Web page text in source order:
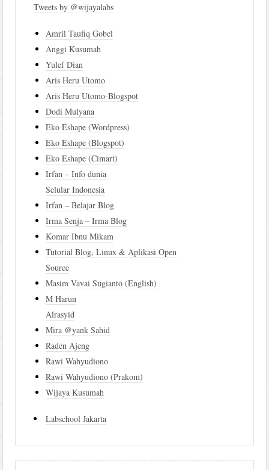
Tweets by @wijayalabs
Amril Taufiq Gobel
Anggi Kusumah
Yulef Dian
Aris Heru Utomo
Aris Heru Utomo-Blogspot
Dodi Mulyana
Eko Eshape (Wordpress)
Eko Eshape (Blogspot)
Eko Eshape (Cimart)
Irfan – Info dunia
Selular Indonesia
Irfan – Belajar Blog
Irma Senja – Irma Blog
Komar Ibnu Mikam
Tutorial Blog, Linux & Aplikasi Open
Source
Masim Vavai Sugianto (English)
M Harun
Alrasyid
Mira @yank Sahid
Raden Ajeng
Rawi Wahyudiono
Rawi Wahyudiono (Prakom)
Wijaya Kusumah
Labschool Jakarta